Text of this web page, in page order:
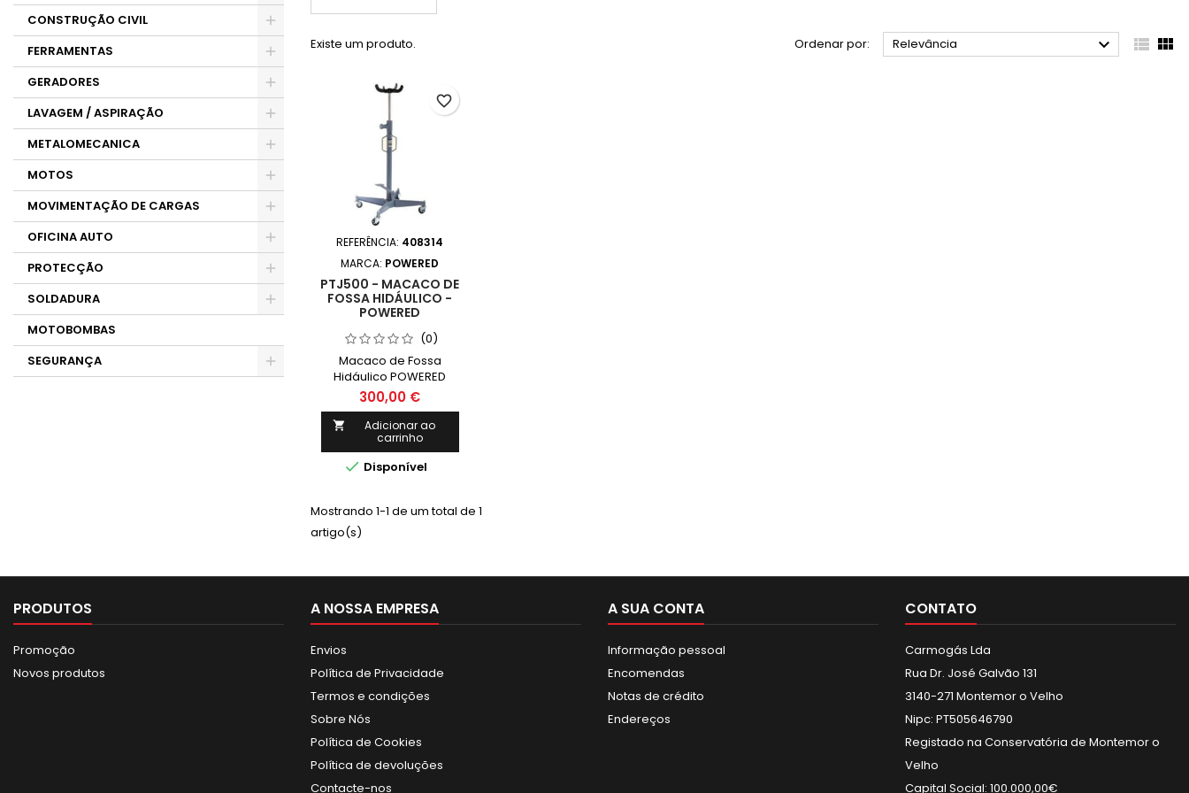
CONSTRUÇÃO CIVIL
FERRAMENTAS
GERADORES
LAVAGEM / ASPIRAÇÃO
METALOMECANICA
MOTOS
MOVIMENTAÇÃO DE CARGAS
OFICINA AUTO
PROTECÇÃO
SOLDADURA
MOTOBOMBAS
SEGURANÇA
Existe um produto. Ordenar por: Relevância   
REFERÊNCIA: 408314
MARCA: POWERED
PTJ500 - MACACO DE
FOSSA HIDÁULICO -
POWERED
(0)
Macaco de Fossa
Hidáulico POWERED
PTJ500 Altura Min. 1100
mm Altura Max. 1900
mm Capacidade: 500
Kg
300,00 €

Adicionar ao
carrinho
 Disponível
favorite_border
Mostrando 1-1 de um total de 1
artigo(s)
PRODUTOS
Promoção
Novos produtos
A NOSSA EMPRESA
Envios
Política de Privacidade
Termos e condições
Sobre Nós
Política de Cookies
Política de devoluções
Contacte-nos
A SUA CONTA
Informação pessoal
Encomendas
Notas de crédito
Endereços
CONTATO
Carmogás Lda
Rua Dr. José Galvão 131
3140-271 Montemor o Velho
Nipc: PT505646790
Registado na Conservatória de Montemor o
Velho
Capital Social: 100.000,00€